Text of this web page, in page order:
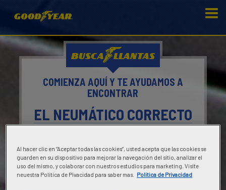
BUSCA LLANTAS
COMIENZA AQUÍ Y TE AYUDAMOS A
ENCONTRAR
EL NEUMÁTICO CORRECTO
O
ENCONTRAR UN DISTRIBUIDOR
Al hacer clic en “Aceptar todas las cookies”, usted acepta que las cookies se
guarden en su dispositivo para mejorar la navegación del sitio, analizar el
uso del mismo, y colaborar con nuestros estudios para marketing. Visite
neuestra Politica de Pivacidad para saber mas.
Politica de Privacidad